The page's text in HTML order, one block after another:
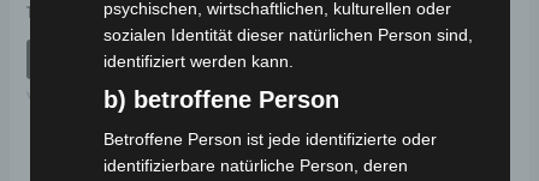
Bewertet
0
199,00
IN DEN WARENKORB
VM4 NEO
psychischen, wirtschaftlichen, kulturellen oder
sozialen Identität dieser natürlichen Person sind,
identifiziert werden kann.
b) betroffene Person
Betroffene Person ist jede identifizierte oder
identifizierbare natürliche Person, deren